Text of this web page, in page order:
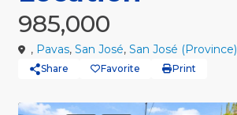
985,000
, Pavas, San José, San José (Province)
Share Favorite Print